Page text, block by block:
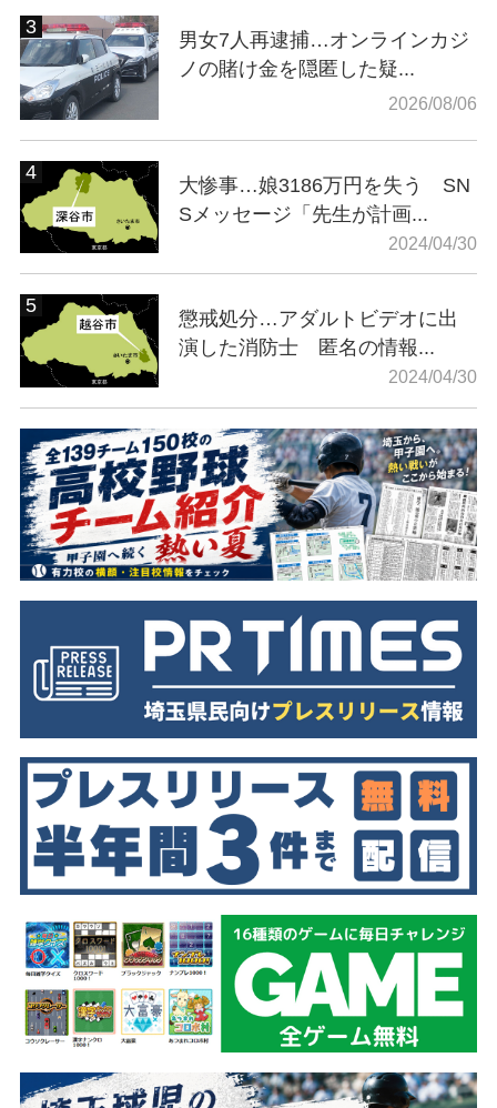
男女7人再逮捕…オンラインカジ
ノの賭け金を隠匿した疑...
2026/08/06
大惨事…娘3186万円を失う SN
Sメッセージ「先生が計画...
2024/04/30
懲戒処分…アダルトビデオに出
演した消防士 匿名の情報...
2024/04/30